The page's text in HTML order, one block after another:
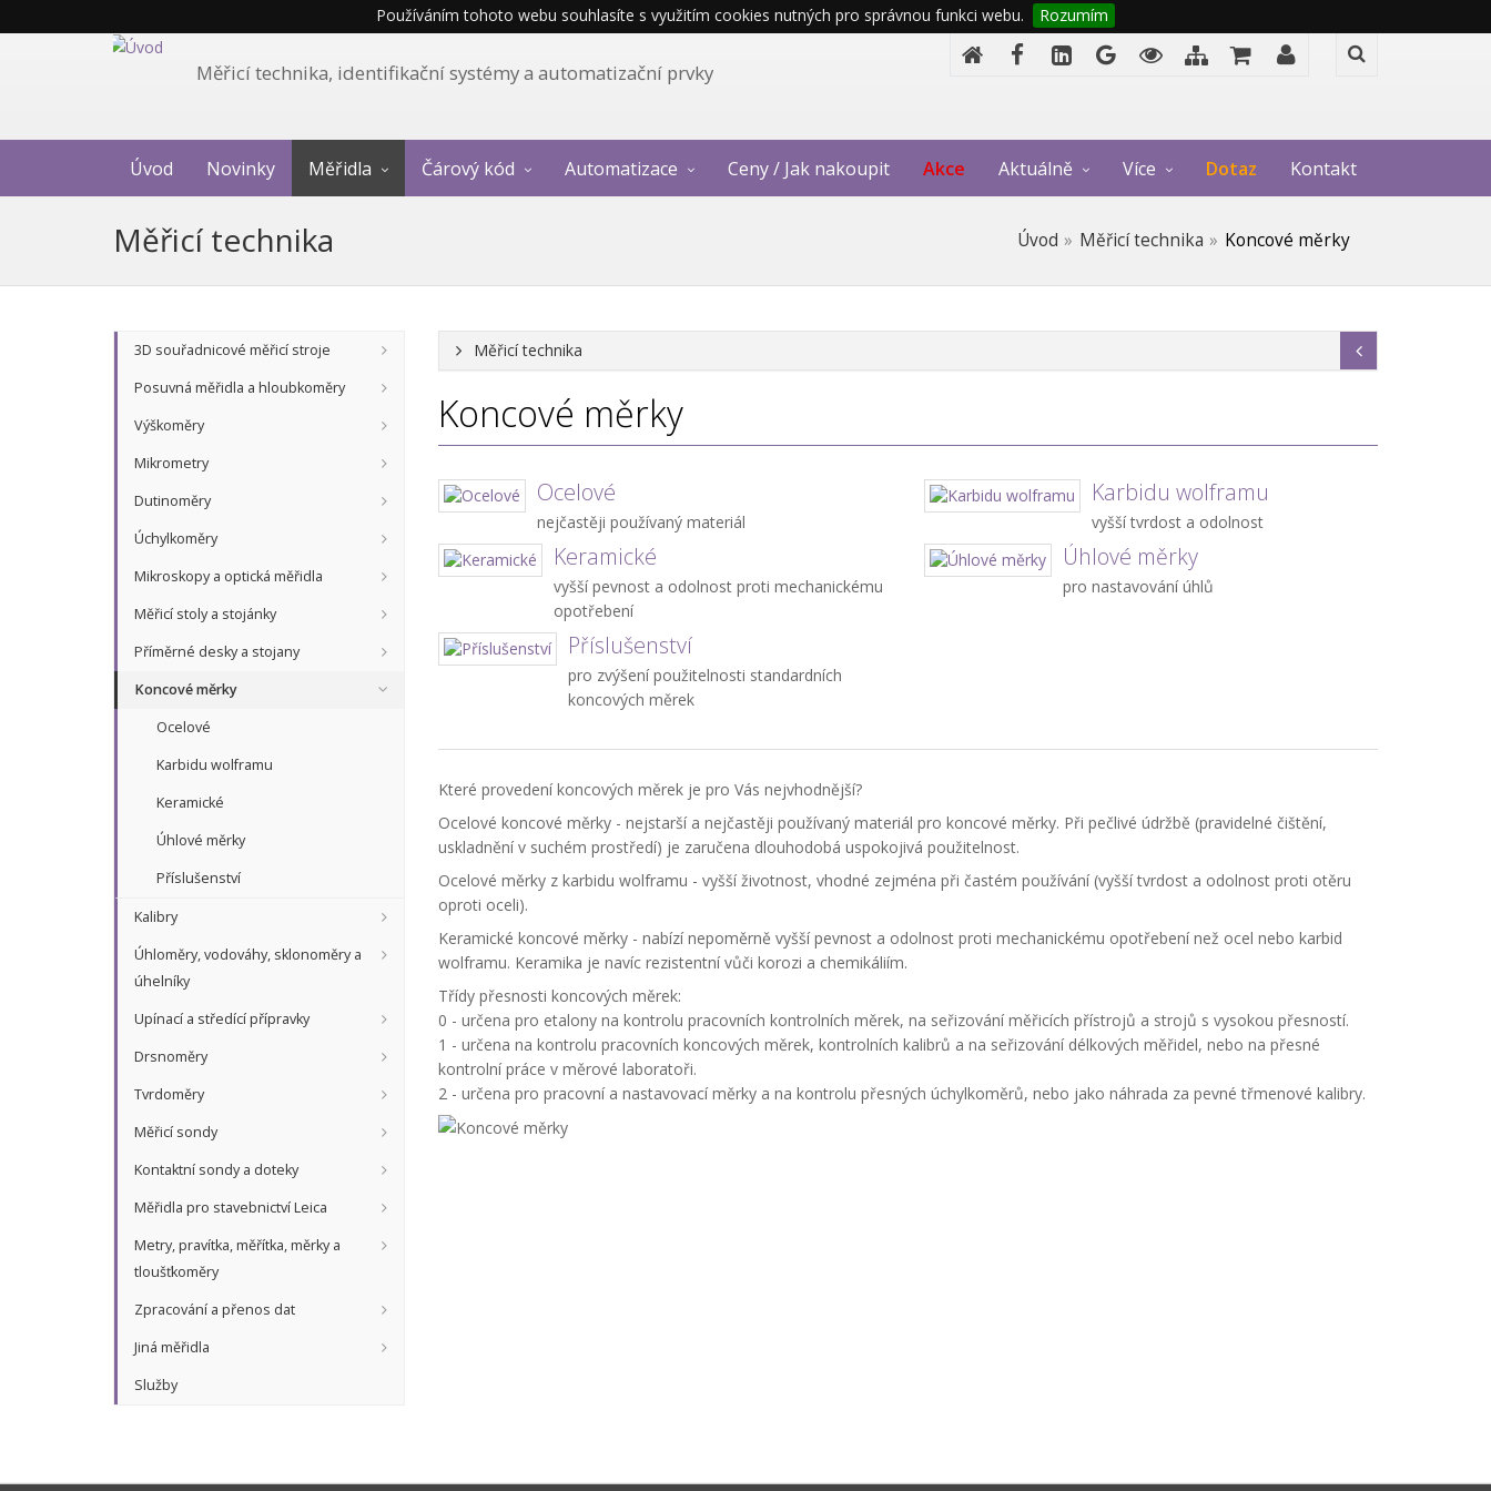
Používáním tohoto webu souhlasíte s využitím cookies nutných pro správnou funkci webu. Rozumím
Měřicí technika, identifikační systémy a automatizační prvky
Úvod Novinky Měřidla Čárový kód Automatizace Ceny / Jak nakoupit Akce Aktuálně Více Dotaz Kontakt
Měřicí technika Úvod Měřicí technika Koncové měrky
3D souřadnicové měřicí stroje
Posuvná měřidla a hloubkoměry
Výškoměry
Mikrometry
Dutinoměry
Úchylkoměry
Mikroskopy a optická měřidla
Měřicí stoly a stojánky
Příměrné desky a stojany
Koncové měrky
Ocelové
Karbidu wolframu
Keramické
Úhlové měrky
Příslušenství
Kalibry
Úhloměry, vodováhy, sklonoměry a
úhelníky
Upínací a středící přípravky
Drsnoměry
Tvrdoměry
Měřicí sondy
Kontaktní sondy a doteky
Měřidla pro stavebnictví Leica
Metry, pravítka, měřítka, měrky a
tloušťkoměry
Zpracování a přenos dat
Jiná měřidla
Služby
Měřicí technika
Koncové měrky
Ocelové
nejčastěji používaný materiál
Karbidu wolframu
vyšší tvrdost a odolnost
Keramické
vyšší pevnost a odolnost proti mechanickému
opotřebení
Úhlové měrky
pro nastavování úhlů
Příslušenství
pro zvýšení použitelnosti standardních
koncových měrek
Které provedení koncových měrek je pro Vás nejvhodnější?
Ocelové koncové měrky - nejstarší a nejčastěji používaný materiál pro koncové měrky. Při pečlivé údržbě (pravidelné čištění,
uskladnění v suchém prostředí) je zaručena dlouhodobá uspokojivá použitelnost.
Ocelové měrky z karbidu wolframu - vyšší životnost, vhodné zejména při častém používání (vyšší tvrdost a odolnost proti otěru
oproti oceli).
Keramické koncové měrky - nabízí nepoměrně vyšší pevnost a odolnost proti mechanickému opotřebení než ocel nebo karbid
wolframu. Keramika je navíc rezistentní vůči korozi a chemikáliím.
Třídy přesnosti koncových měrek:
0 - určena pro etalony na kontrolu pracovních kontrolních měrek, na seřizování měřicích přístrojů a strojů s vysokou přesností.
1 - určena na kontrolu pracovních koncových měrek, kontrolních kalibrů a na seřizování délkových měřidel, nebo na přesné
kontrolní práce v měrové laboratoři.
2 - určena pro pracovní a nastavovací měrky a na kontrolu přesných úchylkoměrů, nebo jako náhrada za pevné třmenové kalibry.